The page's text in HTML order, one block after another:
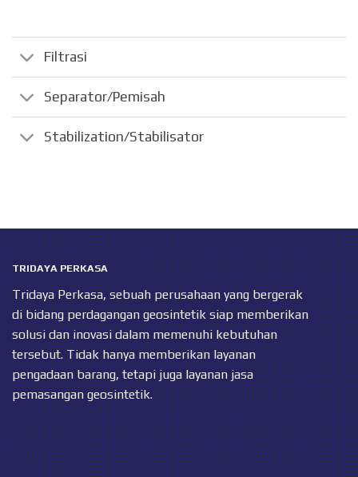
Filtrasi
Separator/Pemisah
Stabilization/Stabilisator
TRIDAYA PERKASA
Tridaya Perkasa, sebuah perusahaan yang bergerak
di bidang perdagangan geosintetik siap memberikan
solusi dan inovasi dalam memenuhi kebutuhan
tersebut. Tidak hanya memberikan layanan
pengadaan barang, tetapi juga layanan jasa
pemasangan geosintetik.